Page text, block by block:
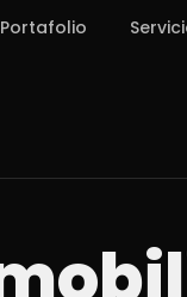
Portafolio